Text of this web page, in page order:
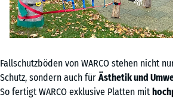
Fallschutzböden von WARCO stehen nicht
Schutz, sondern auch für Ästhetik und
So fertigt WARCO exklusive Platten mit